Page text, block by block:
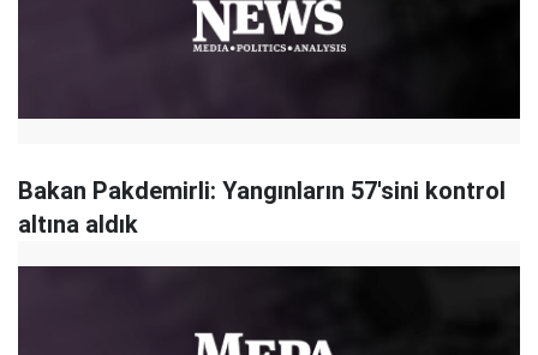
Bakan Pakdemirli: Yangınların 57'sini kontrol
altına aldık